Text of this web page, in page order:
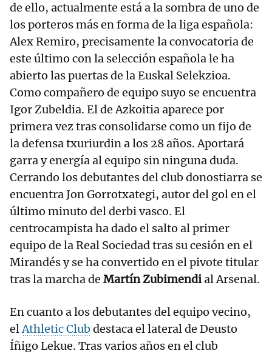
de ello, actualmente está a la sombra de uno de
los porteros más en forma de la liga española:
Alex Remiro, precisamente la convocatoria de
este último con la selección española le ha
abierto las puertas de la Euskal Selekzioa.
Como compañero de equipo suyo se encuentra
Igor Zubeldia. El de Azkoitia aparece por
primera vez tras consolidarse como un fijo de
la defensa txuriurdin a los 28 años. Aportará
garra y energía al equipo sin ninguna duda.
Cerrando los debutantes del club donostiarra se
encuentra Jon Gorrotxategi, autor del gol en el
último minuto del derbi vasco. El
centrocampista ha dado el salto al primer
equipo de la Real Sociedad tras su cesión en el
Mirandés y se ha convertido en el pivote titular
tras la marcha de Martín Zubimendial Arsenal.
En cuanto a los debutantes del equipo vecino,
elAthletic Clubdestaca el lateral de Deusto
Íñigo Lekue. Tras varios años en el club